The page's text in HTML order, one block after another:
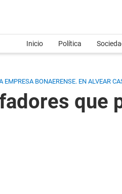
Inicio Política
EMPRESA BONAERENSE. EN ALVEAR
que